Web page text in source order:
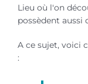
Lieu où l'on
possèdent aussi
A ce sujet, voici
: